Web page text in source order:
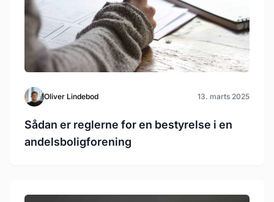
Oliver Lindebod 13. marts 2025
Sådan er reglerne for en bestyrelse i en
andelsboligforening